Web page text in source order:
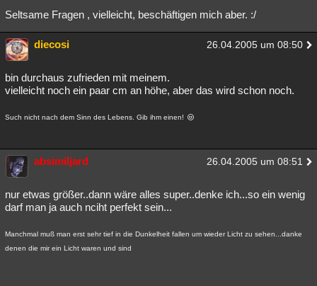
Astronomie Helpdesk Gruppen Gaming Filme
Musik Clash Allmystery English
Besucht Teilgenommen Alle Neue Geschlossen
Lesenswert Schlüsselwörter
Seltsame Fragen , vielleicht, beschäftigen mich aber. :/
diecosi 26.04.2005 um 08:50
bin durchaus zufrieden mit meinem.
vielleicht noch ein paar cm an höhe, aber das wird schon noch.
Such nicht nach dem Sinn des Lebens. Gib ihm einen!
absimiljard 26.04.2005 um 08:51
nur etwas größer..dann wäre alles super..denke ich...so ein wenig
darf man ja auch nciht perfekt sein...
Manchmal muß man erst sehr tief in die Dunkelheit fallen um wieder Licht zu sehen...danke
denen die mir ein Licht waren und sind